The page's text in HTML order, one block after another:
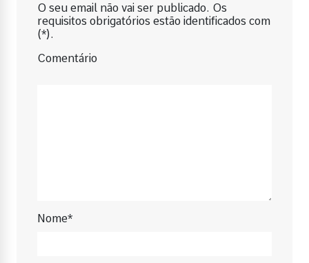
O seu email não vai ser publicado. Os
requisitos obrigatórios estão identificados com
(*).
Comentário
Nome*